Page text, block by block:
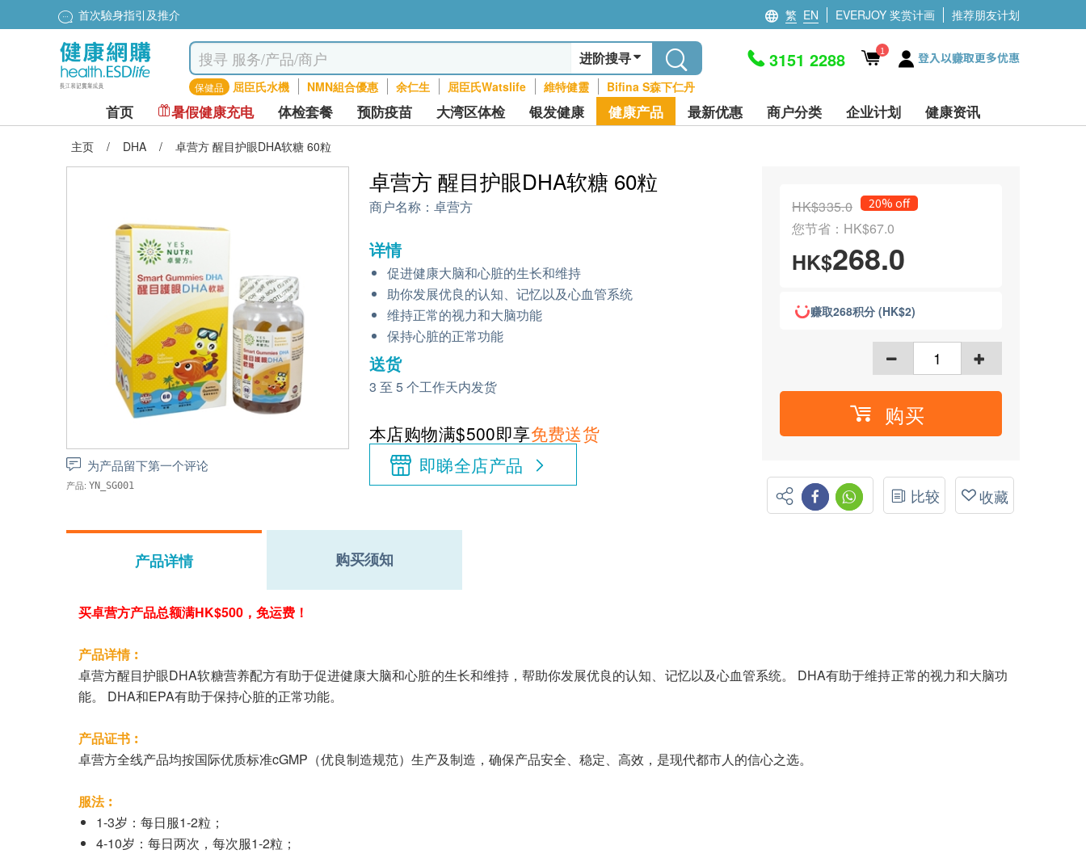
首次驗身指引及推介 繁 EN EVERJOY 奖赏计画 推荐朋友计划
进阶搜寻
保健品 屈臣氏水機 NMN組合優惠 余仁生 屈臣氏Watslife 維特健靈 Bifina S森下仁丹
3151 2288 1 登入以赚取更多优惠
首页 暑假健康充电 体检套餐 预防疫苗 大湾区体检 银发健康 健康产品 最新优惠 商户分类 企业计划 健康资讯
主页 / DHA / 卓营方 醒目护眼DHA软糖 60粒
为产品留下第一个评论
产品: YN_SG001
卓营方 醒目护眼DHA软糖 60粒
商户名称： 卓营方
详情
促进健康大脑和心脏的生长和维持
助你发展优良的认知、记忆以及心血管系统
维持正常的视力和大脑功能
保持心脏的正常功能
送货
3 至 5 个工作天内发货
本店购物满$500即享免费送货
即睇全店产品
HK$335.0 20% off
您节省：HK$67.0
HK$268.0
赚取268积分 (HK$2)
购买
比较 收藏
产品详情 购买须知
买卓营方产品总额满HK$500，免运费！
产品详情︰
卓营方醒目护眼DHA软糖营养配方有助于促进健康大脑和心脏的生长和维持，帮助你发展优良的认知、记忆以及心血管系统。 DHA有助于维持正常的视力和大脑功
能。 DHA和EPA有助于保持心脏的正常功能。
产品证书︰
卓营方全线产品均按国际优质标准cGMP（优良制造规范）生产及制造，确保产品安全、稳定、高效，是现代都市人的信心之选。
服法︰
1-3岁：每日服1-2粒；
4-10岁：每日两次，每次服1-2粒；